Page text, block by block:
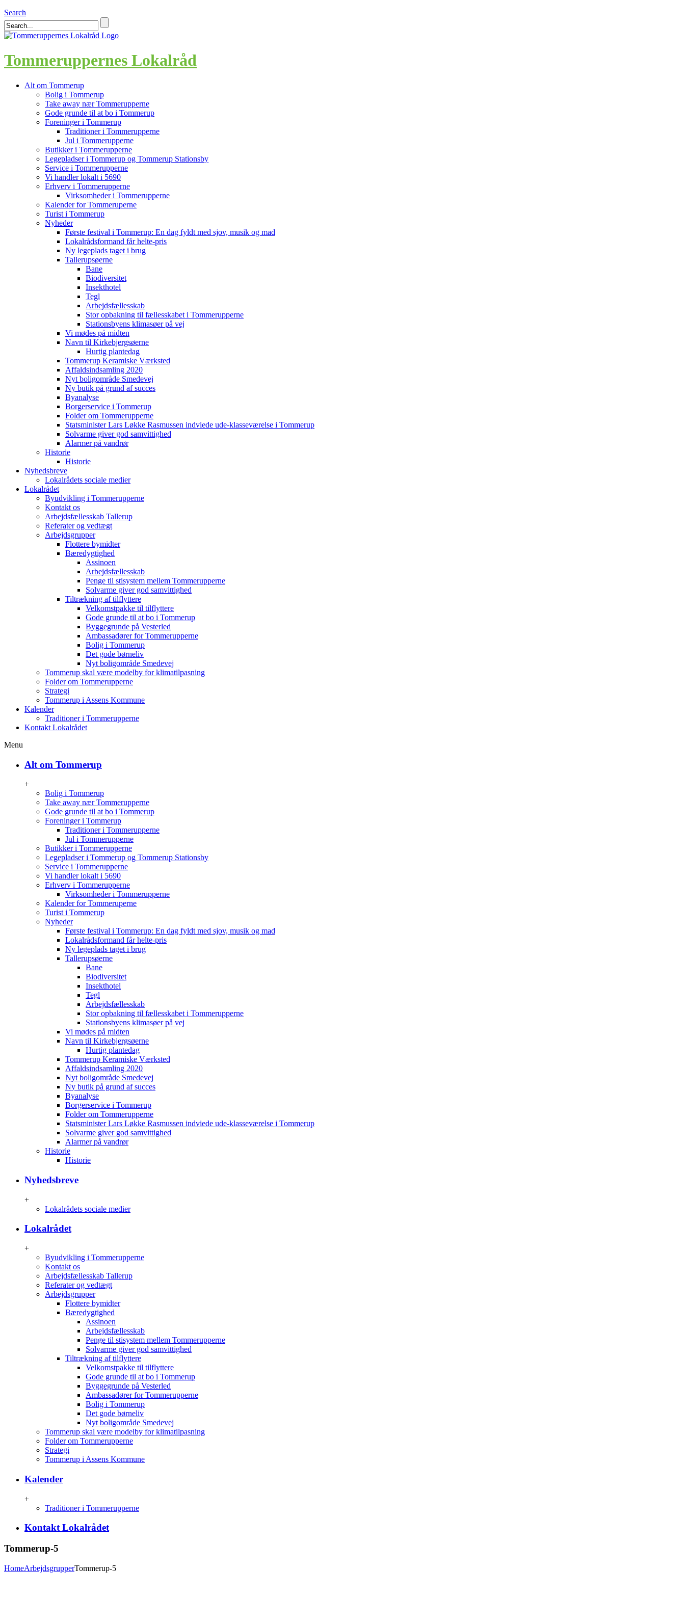
Search
Tommeruppernes Lokalråd
Alt om Tommerup
Bolig i Tommerup
Take away nær Tommerupperne
Gode grunde til at bo i Tommerup
Foreninger i Tommerup
Traditioner i Tommerupperne
Jul i Tommerupperne
Butikker i Tommerupperne
Legepladser i Tommerup og Tommerup Stationsby
Service i Tommerupperne
Vi handler lokalt i 5690
Erhverv i Tommerupperne
Virksomheder i Tommerupperne
Kalender for Tommeruperne
Turist i Tommerup
Nyheder
Første festival i Tommerup: En dag fyldt med sjov, musik og mad
Lokalrådsformand får helte-pris
Ny legeplads taget i brug
Tallerupsøerne
Bane
Biodiversitet
Insekthotel
Tegl
Arbejdsfællesskab
Stor opbakning til fællesskabet i Tommerupperne
Stationsbyens klimasøer på vej
Vi mødes på midten
Navn til Kirkebjergsøerne
Hurtig plantedag
Tommerup Keramiske Værksted
Affaldsindsamling 2020
Nyt boligområde Smedevej
Ny butik på grund af succes
Byanalyse
Borgerservice i Tommerup
Folder om Tommerupperne
Statsminister Lars Løkke Rasmussen indviede ude-klasseværelse i Tommerup
Solvarme giver god samvittighed
Alarmer på vandrør
Historie
Historie
Nyhedsbreve
Lokalrådets sociale medier
Lokalrådet
Byudvikling i Tommerupperne
Kontakt os
Arbejdsfællesskab Tallerup
Referater og vedtægt
Arbejdsgrupper
Flottere bymidter
Bæredygtighed
Assinoen
Arbejdsfællesskab
Penge til stisystem mellem Tommerupperne
Solvarme giver god samvittighed
Tiltrækning af tilflyttere
Velkomstpakke til tilflyttere
Gode grunde til at bo i Tommerup
Byggegrunde på Vesterled
Ambassadører for Tommerupperne
Bolig i Tommerup
Det gode børneliv
Nyt boligområde Smedevej
Tommerup skal være modelby for klimatilpasning
Folder om Tommerupperne
Strategi
Tommerup i Assens Kommune
Kalender
Traditioner i Tommerupperne
Kontakt Lokalrådet
Menu
Alt om Tommerup
+
Bolig i Tommerup
Take away nær Tommerupperne
Gode grunde til at bo i Tommerup
Foreninger i Tommerup
Traditioner i Tommerupperne
Jul i Tommerupperne
Butikker i Tommerupperne
Legepladser i Tommerup og Tommerup Stationsby
Service i Tommerupperne
Vi handler lokalt i 5690
Erhverv i Tommerupperne
Virksomheder i Tommerupperne
Kalender for Tommeruperne
Turist i Tommerup
Nyheder
Første festival i Tommerup: En dag fyldt med sjov, musik og mad
Lokalrådsformand får helte-pris
Ny legeplads taget i brug
Tallerupsøerne
Bane
Biodiversitet
Insekthotel
Tegl
Arbejdsfællesskab
Stor opbakning til fællesskabet i Tommerupperne
Stationsbyens klimasøer på vej
Vi mødes på midten
Navn til Kirkebjergsøerne
Hurtig plantedag
Tommerup Keramiske Værksted
Affaldsindsamling 2020
Nyt boligområde Smedevej
Ny butik på grund af succes
Byanalyse
Borgerservice i Tommerup
Folder om Tommerupperne
Statsminister Lars Løkke Rasmussen indviede ude-klasseværelse i Tommerup
Solvarme giver god samvittighed
Alarmer på vandrør
Historie
Historie
Nyhedsbreve
+
Lokalrådets sociale medier
Lokalrådet
+
Byudvikling i Tommerupperne
Kontakt os
Arbejdsfællesskab Tallerup
Referater og vedtægt
Arbejdsgrupper
Flottere bymidter
Bæredygtighed
Assinoen
Arbejdsfællesskab
Penge til stisystem mellem Tommerupperne
Solvarme giver god samvittighed
Tiltrækning af tilflyttere
Velkomstpakke til tilflyttere
Gode grunde til at bo i Tommerup
Byggegrunde på Vesterled
Ambassadører for Tommerupperne
Bolig i Tommerup
Det gode børneliv
Nyt boligområde Smedevej
Tommerup skal være modelby for klimatilpasning
Folder om Tommerupperne
Strategi
Tommerup i Assens Kommune
Kalender
+
Traditioner i Tommerupperne
Kontakt Lokalrådet
Tommerup-5
HomeArbejdsgrupperTommerup-5